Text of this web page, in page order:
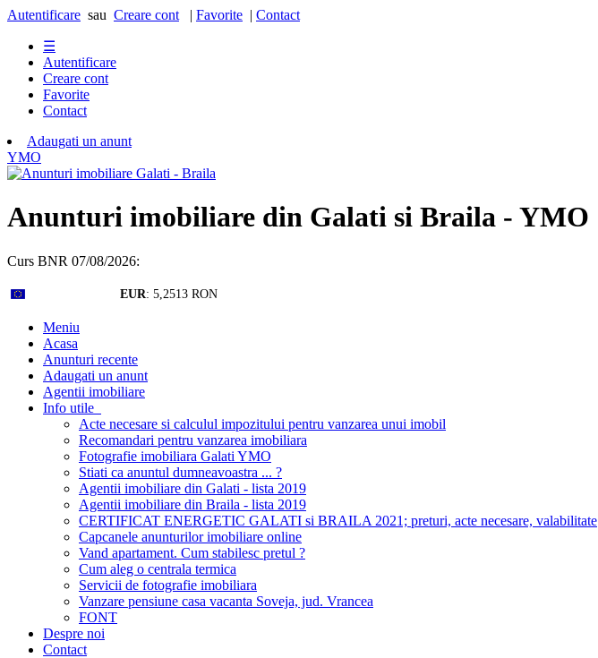
Autentificare sau Creare cont | Favorite | Contact
☰
Autentificare
Creare cont
Favorite
Contact
Adaugati un anunt
YMO
Anunturi imobiliare din Galati si Braila - YMO
Curs BNR 07/08/2026:
EUR: 5,2513 RON
Meniu
Acasa
Anunturi recente
Adaugati un anunt
Agentii imobiliare
Info utile
Acte necesare si calculul impozitului pentru vanzarea unui imobil
Recomandari pentru vanzarea imobiliara
Fotografie imobiliara Galati YMO
Stiati ca anuntul dumneavoastra ... ?
Agentii imobiliare din Galati - lista 2019
Agentii imobiliare din Braila - lista 2019
CERTIFICAT ENERGETIC GALATI si BRAILA 2021; preturi, acte necesare, valabilitate
Capcanele anunturilor imobiliare online
Vand apartament. Cum stabilesc pretul ?
Cum aleg o centrala termica
Servicii de fotografie imobiliara
Vanzare pensiune casa vacanta Soveja, jud. Vrancea
FONT
Despre noi
Contact